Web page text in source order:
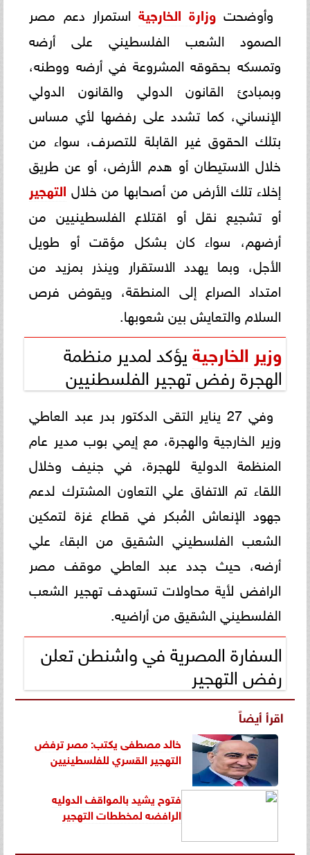
وأوضحت وزارة الخارجيةاستمرار دعم مصر
الصمود الشعب الفلسطيني على أرضه
وتمسكه بحقوقه المشروعة في أرضه ووطنه،
وبمبادئ القانون الدولي والقانون الدولي
الإنساني، كما تشدد على رفضها لأي مساس
بتلك الحقوق غير القابلة للتصرف، سواء من
خلال الاستيطان أو هدم الأرض، أو عن طريق
إخلاء تلك الأرض من أصحابها من خلال التهجير
أو تشجيع نقل أو اقتلاع الفلسطينيين من
أرضهم، سواء كان بشكل مؤقت أو طويل
الأجل، وبما يهدد الاستقرار وينذر بمزيد من
امتداد الصراع إلى المنطقة، ويقوض فرص
السلام والتعايش بين شعوبها.
وزير الخارجيةيؤكد لمدير منظمة
الهجرة رفض تهجير الفلسطنيين
وفي 27 يناير التقى الدكتور بدر عبد العاطي
وزير الخارجية والهجرة، مع إيمي بوب مدير عام
المنظمة الدولية للهجرة، في جنيف وخلال
اللقاء تم الاتفاق علي التعاون المشترك لدعم
جهود الإنعاش المُبكر في قطاع غزة لتمكين
الشعب الفلسطيني الشقيق من البقاء علي
أرضه، حيث جدد عبد العاطي موقف مصر
الرافض لأية محاولات تستهدف تهجير الشعب
الفلسطيني الشقيق من أراضيه.
السفارة المصرية في واشنطن تعلن
رفض التهجير
اقرأ أيضاً
خالد مصطفى يكتب: مصر ترفض
التهجير القسري للفلسطينيين
فتوح يشيد بالمواقف الدوليه
الرافضه لمخططات التهجير